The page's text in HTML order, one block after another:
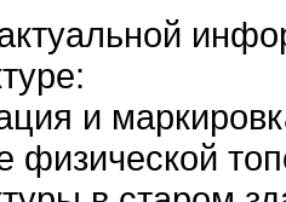
и
физической